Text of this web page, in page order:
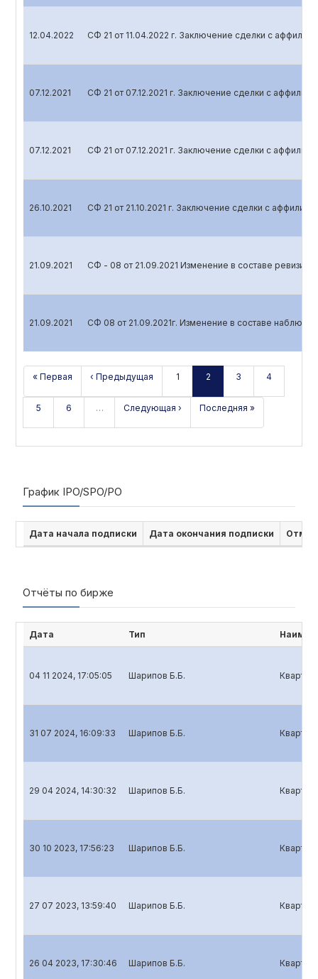
12.04.2022 СФ 21 от 11.04.2022 г. Заключение сделки с
07.12.2021 СФ 21 от 07.12.2021 г. Заключение сделки с
07.12.2021 СФ 21 от 07.12.2021 г. Заключение сделки с
26.10.2021 СФ 21 от 21.10.2021 г. Заключение сделки с
21.09.2021 СФ - 08 от 21.09.2021 Изменение в составе
21.09.2021 СФ 08 от 21.09.2021г. Изменение в составе
« Первая ‹ Предыдущая 1 2 3 4
5 6 … Следующая › Последняя »
График IPO/SPO/PO
Дата начала подписки Дата окончания подписки
Отчёты по бирже
Дата Тип
04 11 2024, 17:05:05 Шарипов Б.Б.
31 07 2024, 16:09:33 Шарипов Б.Б.
29 04 2024, 14:30:32 Шарипов Б.Б.
30 10 2023, 17:56:23 Шарипов Б.Б.
27 07 2023, 13:59:40 Шарипов Б.Б.
26 04 2023, 17:30:46 Шарипов Б.Б.